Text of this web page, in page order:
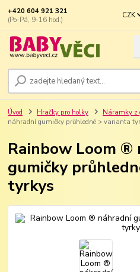
CZK
+420 604 921 321
(Po-Pá, 9-16 hod.)
Úvod Hračky pro holky Náramky z
náhradní gumičky průhledné > varianta
Rainbow Loom ®
gumičky
tyrkys